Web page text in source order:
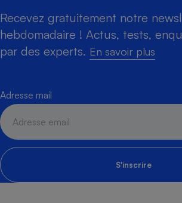
Recevez gratuitement notre
hebdomadaire ! Actus, tests,
par des experts. En savoir plus
Adresse mail
S'inscrire